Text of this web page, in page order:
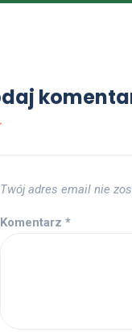
Twój adres email nie
Komentarz *